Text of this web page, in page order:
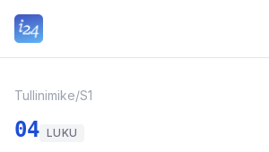
Tullinimike/S1
04 LUKU